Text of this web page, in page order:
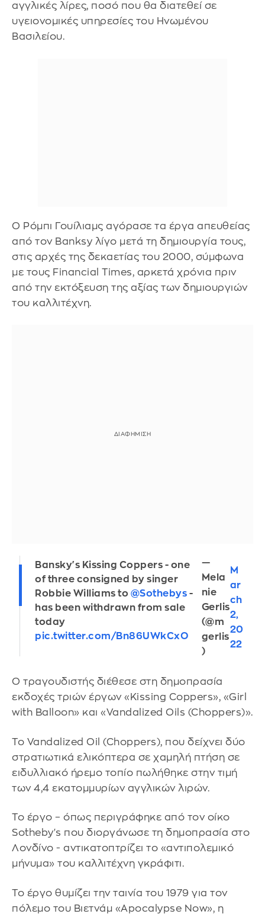
αγγλικές λίρες, ποσό που θα διατεθεί σε
υγειονομικές υπηρεσίες του Ηνωμένου
Βασιλείου.
Ο Ρόμπι Γουίλιαμς αγόρασε τα έργα απευθείας
από τον Banksy λίγο μετά τη δημιουργία τους,
στις αρχές της δεκαετίας του 2000, σύμφωνα
με τους Financial Times, αρκετά χρόνια πριν
από την εκτόξευση της αξίας των δημιουργιών
του καλλιτέχνη.
Bansky's Kissing Coppers - one
of three consigned by singer
Robbie Williams to @Sothebys -
has been withdrawn from sale
today
pic.twitter.com/Bn86UWkCxO
—
Mela
nie
Gerlis
(@m
gerlis
)
M
ar
ch
2,
20
22
Ο τραγουδιστής διέθεσε στη δημοπρασία
εκδοχές τριών έργων «Kissing Coppers», «Girl
with Balloon» και «Vandalized Oils (Choppers)».
Το Vandalized Oil (Choppers), που δείχνει δύο
στρατιωτικά ελικόπτερα σε χαμηλή πτήση σε
ειδυλλιακό ήρεμο τοπίο πωλήθηκε στην τιμή
των 4,4 εκατομμυρίων αγγλικών λιρών.
Το έργο – όπως περιγράφηκε από τον οίκο
Sotheby's που διοργάνωσε τη δημοπρασία στο
Λονδίνο - αντικατοπτρίζει το «αντιπολεμικό
μήνυμα» του καλλιτέχνη γκράφιτι.
Το έργο θυμίζει την ταινία του 1979 για τον
πόλεμο του Βιετνάμ «Apocalypse Now», η